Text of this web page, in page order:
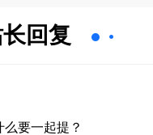
回复
要一起提？